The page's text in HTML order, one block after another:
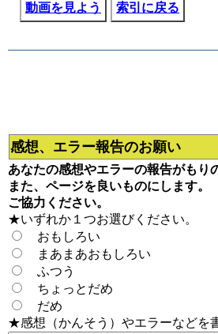
動画を見よう 索引に戻る
感想、エラー報告のお願い
あなたの感想やエラーの報告がもり
また、ページを良いものにします。
ご協力ください。
★いずれか１つお選びください。
おもしろい
まあまあおもしろい
ふつう
ちょっとだめ
だめ
★感想（かんそう）やエラーなどを